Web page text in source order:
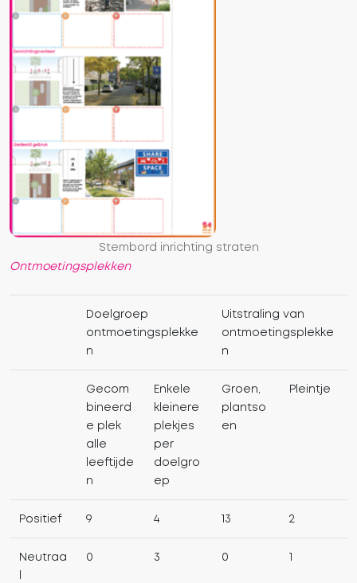
Stembord inrichting straten
Ontmoetingsplekken
Doelgroep
ontmoetingsplekke
n
Uitstraling van
ontmoetingsplekke
n
Gecom
bineerd
e plek
alle
leeftijde
n
Enkele
kleinere
plekjes
per
doelgro
ep
Groen,
plantso
en
Pleintje
Positief 9 4 13 2
Neutraa
l
0 3 0 1